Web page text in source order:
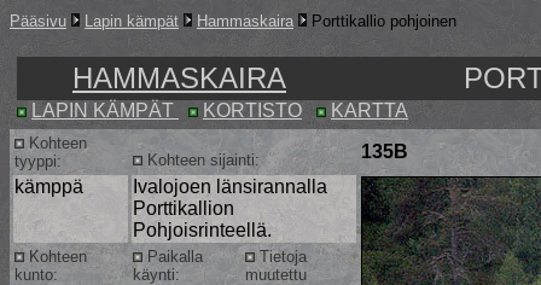
Pääsivu Lapin kämpät Hammaskaira Porttikallio pohjoinen
HAMMASKAIRA
LAPIN KÄMPÄT KORTISTO KARTTA
Kohteen
tyyppi:
Kohteen sijainti:
135B
kämppä
Ivalojoen länsirannalla
Porttikallion
Pohjoisrinteellä.
Kohteen
kunto:
Paikalla
käynti:
Tietoja
muutettu